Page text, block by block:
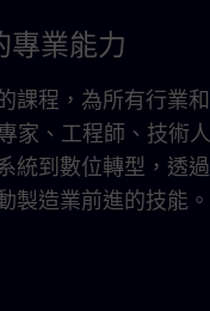
專業能力
課程，為所有行業和
家、工程師、技術人
統到數位轉型，透過
製造業前進的技能。